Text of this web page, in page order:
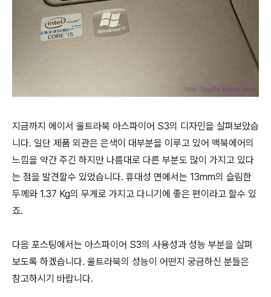
지금까지 에이서 울트라북 아스파이어 S3의 디자인을 살펴보았습
니다. 일단 제품 외관은 은색이 대부분을 이루고 있어 맥북에어의
느낌을 약간 주긴 하지만 나름대로 다른 부분도 많이 가지고 있다
는 점을 발견할수 있었습니다. 휴대성 면에서는 13mm의 슬림한
두께와 1.37 Kg의 무게로 가지고 다니기에 좋은 편이라고 할수 있
죠.
다음 포스팅에서는 아스파이어 S3의 사용성과 성능 부분을 살펴
보도록 하겠습니다. 울트라북의 성능이 어떤지 궁금하신 분들은
참고하시기 바랍니다.